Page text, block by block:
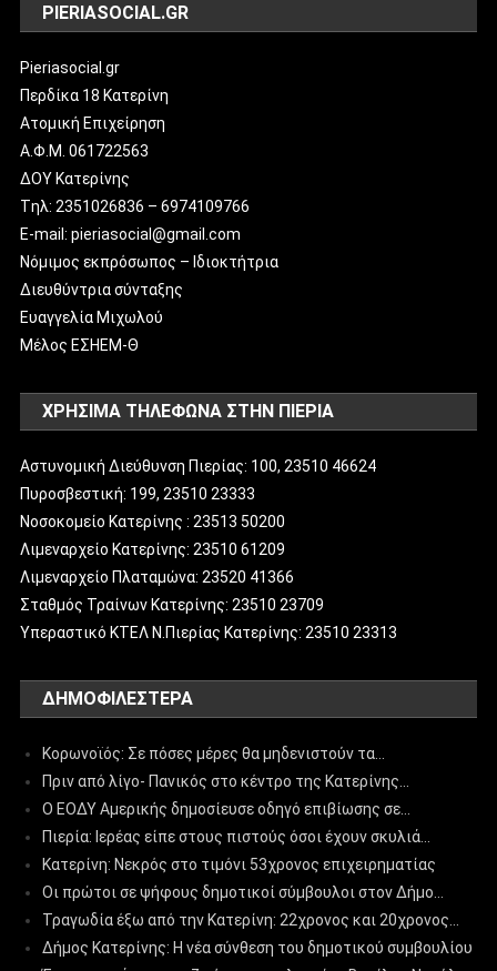
PIERIASOCIAL.GR
Pieriasocial.gr
Περδίκα 18 Κατερίνη
Ατομική Επιχείρηση
Α.Φ.Μ. 061722563
ΔΟΥ Κατερίνης
Tηλ: 2351026836 – 6974109766
E-mail: pieriasocial@gmail.com
Νόμιμος εκπρόσωπος – Ιδιοκτήτρια
Διευθύντρια σύνταξης
Ευαγγελία Μιχωλού
Μέλος ΕΣΗΕΜ-Θ
ΧΡΗΣΙΜΑ ΤΗΛΕΦΩΝΑ ΣΤΗΝ ΠΙΕΡΙΑ
Αστυνομική Διεύθυνση Πιερίας: 100, 23510 46624
Πυροσβεστική: 199, 23510 23333
Νοσοκομείο Κατερίνης : 23513 50200
Λιμεναρχείο Κατερίνης: 23510 61209
Λιμεναρχείο Πλαταμώνα: 23520 41366
Σταθμός Τραίνων Κατερίνης: 23510 23709
Υπεραστικό ΚΤΕΛ Ν.Πιερίας Κατερίνης: 23510 23313
ΔΗΜΟΦΙΛΈΣΤΕΡΑ
Κορωνοϊός: Σε πόσες μέρες θα μηδενιστούν τα…
Πριν από λίγο- Πανικός στο κέντρο της Κατερίνης…
Ο ΕΟΔΥ Αμερικής δημοσίευσε οδηγό επιβίωσης σε…
Πιερία: Ιερέας είπε στους πιστούς όσοι έχουν σκυλιά…
Κατερίνη: Νεκρός στο τιμόνι 53χρονος επιχειρηματίας
Οι πρώτοι σε ψήφους δημοτικοί σύμβουλοι στον Δήμο…
Τραγωδία έξω από την Κατερίνη: 22χρονος και 20χρονος…
Δήμος Κατερίνης: Η νέα σύνθεση του δημοτικού συμβουλίου